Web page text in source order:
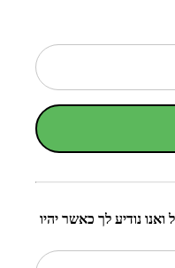
נודיע לך כאשר יהיו